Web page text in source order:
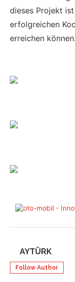
dieses Projekt
erfolgreichen
erreichen
AYTÜRK
Follow Author